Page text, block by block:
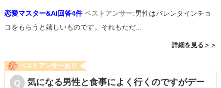
恋愛マスター&AI回答4件 ベストアンサー:男性はバレンタインチョ
コをもらうと嬉しいものです。それもただ...
詳細を見る＞＞
ベストアンサーあり
気になる男性と食事によく行くのですがデー